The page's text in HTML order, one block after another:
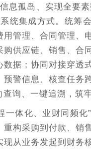
息孤岛、实现全要
统集成方式。统筹
管理、合同管理、
供应链、销售、合
据；协同对接穿透
警信息、核查任务
询、一键追溯，筑
一体化、业财同频
构采购到付款、销
从业务发起到财务